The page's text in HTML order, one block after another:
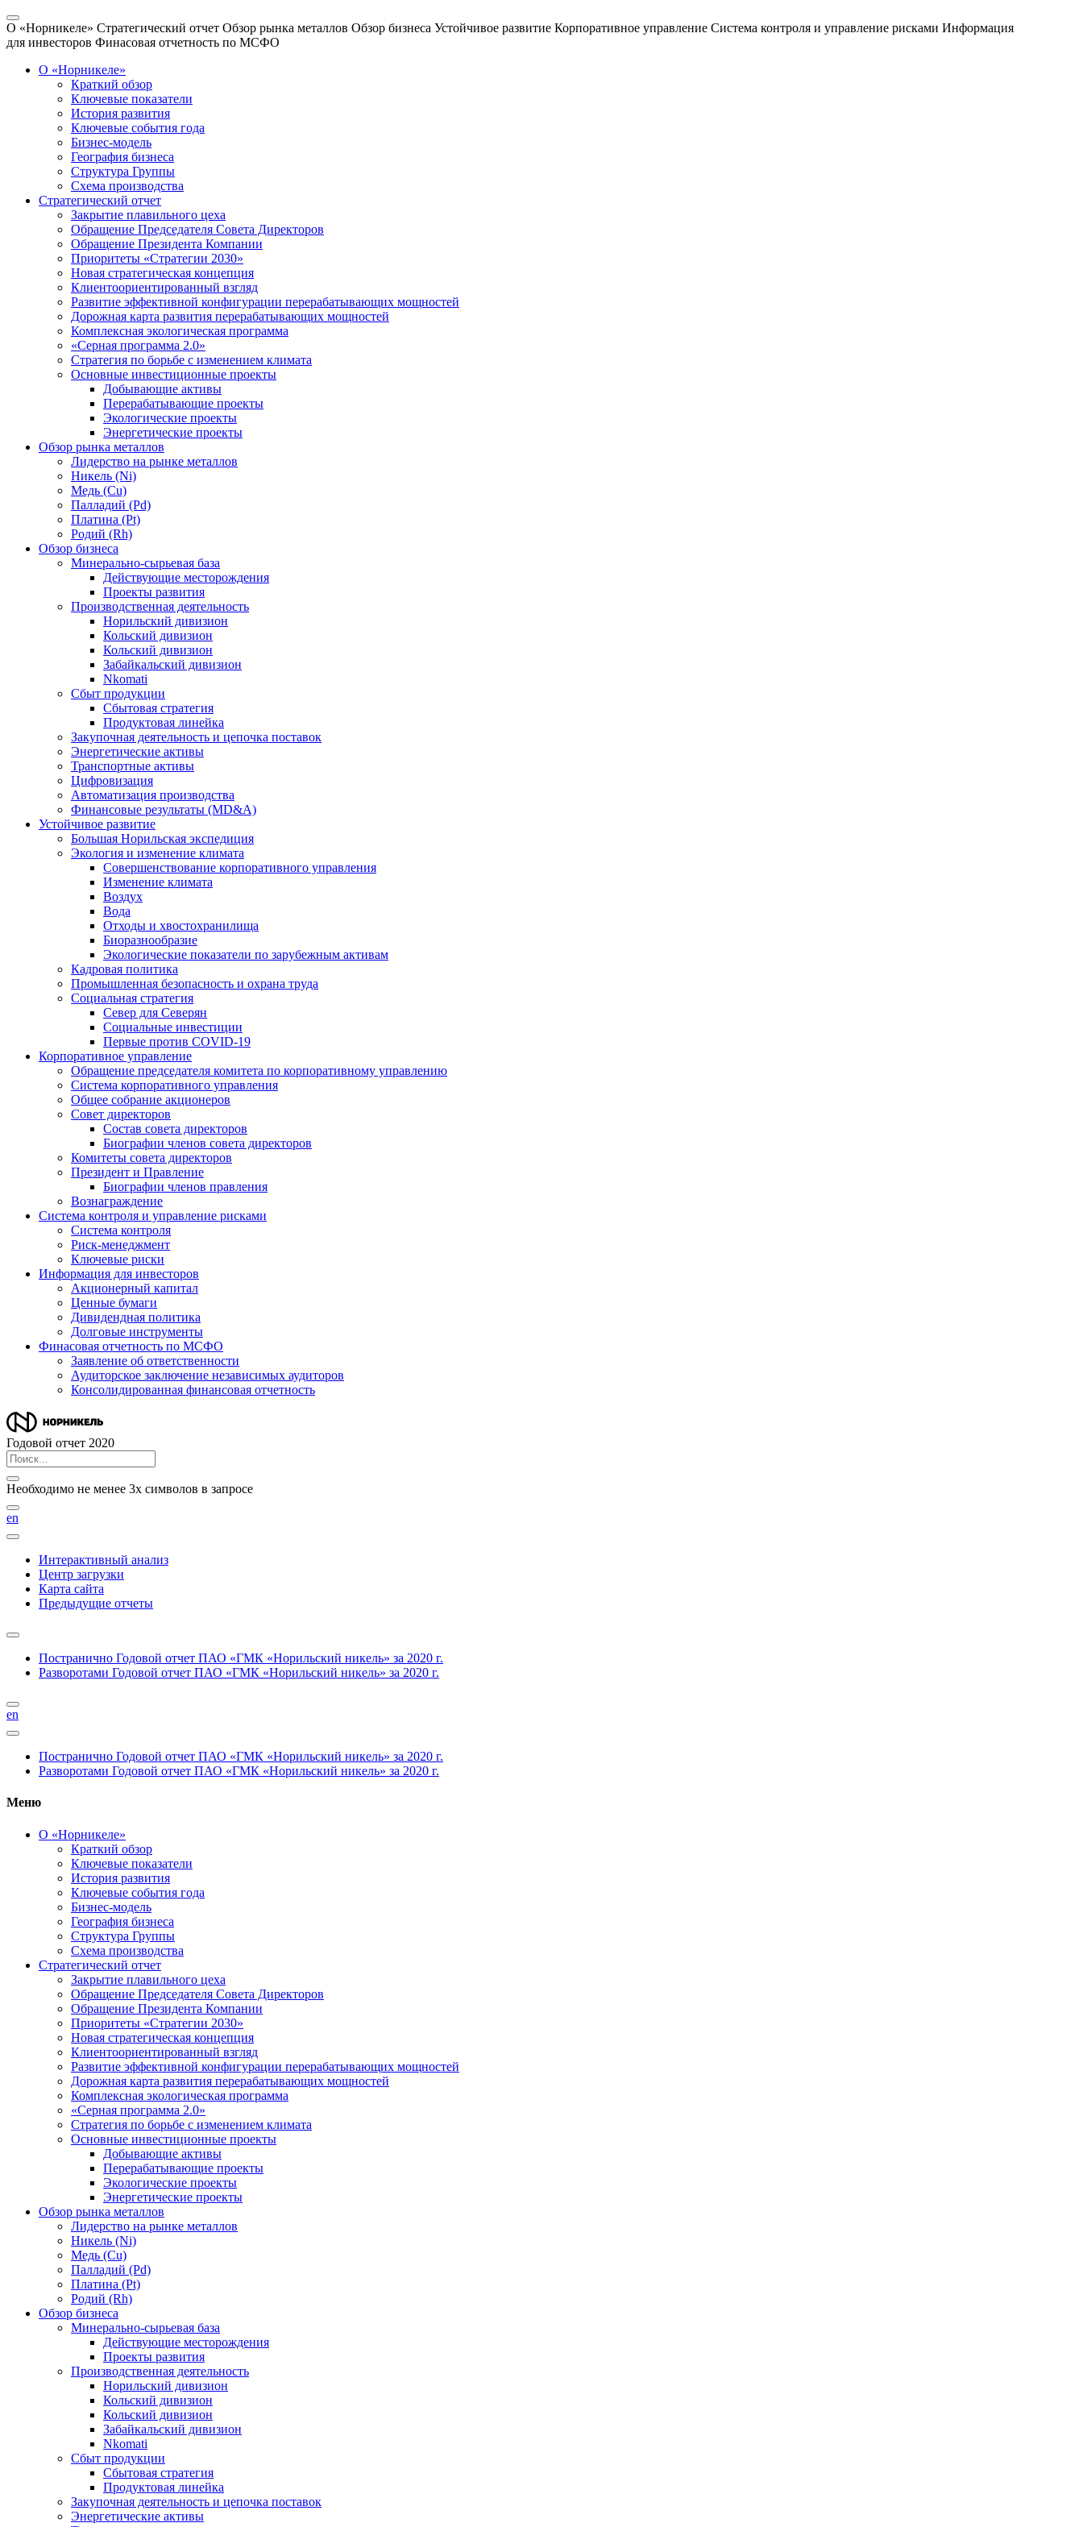
О «Норникеле» Стратегический отчет Обзор рынка металлов Обзор бизнеса Устойчивое развитие Корпоративное управление Система контроля и управление рисками Информация
для инвесторов Финасовая отчетность по МСФО
О «Норникеле»
Краткий обзор
Ключевые показатели
История развития
Ключевые события года
Бизнес-модель
География бизнеса
Структура Группы
Схема производства
Стратегический отчет
Закрытие плавильного цеха
Обращение Председателя Совета Директоров
Обращение Президента Компании
Приоритеты «Стратегии 2030»
Новая стратегическая концепция
Клиентоориентированный взгляд
Развитие эффективной конфигурации перерабатывающих мощностей
Дорожная карта развития перерабатывающих мощностей
Комплексная экологическая программа
«Серная программа 2.0»
Стратегия по борьбе с изменением климата
Основные инвестиционные проекты
Добывающие активы
Перерабатывающие проекты
Экологические проекты
Энергетические проекты
Обзор рынка металлов
Лидерство на рынке металлов
Никель (Ni)
Медь (Cu)
Палладий (Pd)
Платина (Pt)
Родий (Rh)
Обзор бизнеса
Минерально-сырьевая база
Действующие месторождения
Проекты развития
Производственная деятельность
Норильский дивизион
Кольский дивизион
Кольский дивизион
Забайкальский дивизион
Nkomati
Сбыт продукции
Сбытовая стратегия
Продуктовая линейка
Закупочная деятельность и цепочка поставок
Энергетические активы
Транспортные активы
Цифровизация
Автоматизация производства
Финансовые результаты (MD&A)
Устойчивое развитие
Большая Норильская экспедиция
Экология и изменение климата
Совершенствование корпоративного управления
Изменение климата
Воздух
Вода
Отходы и хвостохранилища
Биоразнообразие
Экологические показатели по зарубежным активам
Кадровая политика
Промышленная безопасность и охрана труда
Социальная стратегия
Север для Северян
Социальные инвестиции
Первые против COVID‑19
Корпоративное управление
Обращение председателя комитета по корпоративному управлению
Система корпоративного управления
Общее собрание акционеров
Совет директоров
Состав совета директоров
Биографии членов совета директоров
Комитеты совета директоров
Президент и Правление
Биографии членов правления
Вознаграждение
Система контроля и управление рисками
Система контроля
Риск-менеджмент
Ключевые риски
Информация для инвесторов
Акционерный капитал
Ценные бумаги
Дивидендная политика
Долговые инструменты
Финасовая отчетность по МСФО
Заявление об ответственности
Аудиторское заключение независимых аудиторов
Консолидированная финансовая отчетность
Годовой отчет 2020
Необходимо не менее 3х символов в запросе
en
Интерактивный анализ
Центр загрузки
Карта сайта
Предыдущие отчеты
Постранично Годовой отчет ПАО «ГМК «Норильский никель» за 2020 г.
Разворотами Годовой отчет ПАО «ГМК «Норильский никель» за 2020 г.
en
Постранично Годовой отчет ПАО «ГМК «Норильский никель» за 2020 г.
Разворотами Годовой отчет ПАО «ГМК «Норильский никель» за 2020 г.
Меню
О «Норникеле»
Краткий обзор
Ключевые показатели
История развития
Ключевые события года
Бизнес-модель
География бизнеса
Структура Группы
Схема производства
Стратегический отчет
Закрытие плавильного цеха
Обращение Председателя Совета Директоров
Обращение Президента Компании
Приоритеты «Стратегии 2030»
Новая стратегическая концепция
Клиентоориентированный взгляд
Развитие эффективной конфигурации перерабатывающих мощностей
Дорожная карта развития перерабатывающих мощностей
Комплексная экологическая программа
«Серная программа 2.0»
Стратегия по борьбе с изменением климата
Основные инвестиционные проекты
Добывающие активы
Перерабатывающие проекты
Экологические проекты
Энергетические проекты
Обзор рынка металлов
Лидерство на рынке металлов
Никель (Ni)
Медь (Cu)
Палладий (Pd)
Платина (Pt)
Родий (Rh)
Обзор бизнеса
Минерально-сырьевая база
Действующие месторождения
Проекты развития
Производственная деятельность
Норильский дивизион
Кольский дивизион
Кольский дивизион
Забайкальский дивизион
Nkomati
Сбыт продукции
Сбытовая стратегия
Продуктовая линейка
Закупочная деятельность и цепочка поставок
Энергетические активы